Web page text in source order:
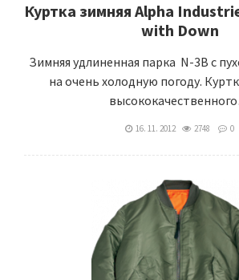
Куртка зимняя Alpha
with Down
Зимняя удлиненная парка N-3B с
на очень холодную погоду.
16. 11. 2012 2748 0